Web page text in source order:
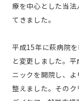
療を中心とした当
てきました。
平成15年に萩病院
と変更しました。
ニックを開院し、
整えました。そのク